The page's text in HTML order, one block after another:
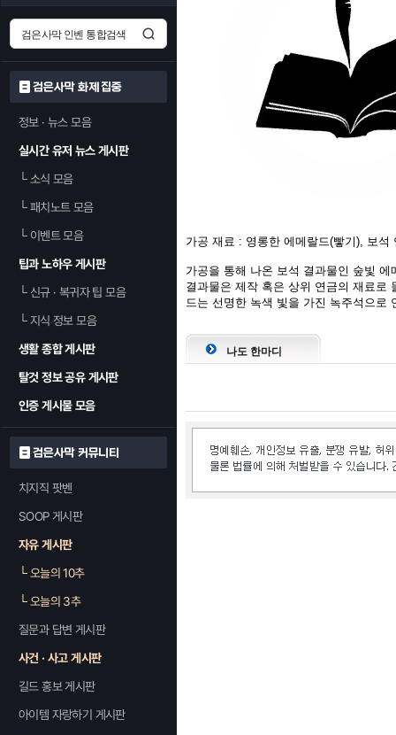
검은사막 화제 집중
정보 · 뉴스 모음
실시간 유저 뉴스 게시판
└소식 모음
└패치노트 모음
└이벤트 모음
팁과 노하우 게시판
└신규 · 복귀자 팁 모음
└지식 정보 모음
생활 종합 게시판
탈것 정보 공유 게시판
인증 게시물 모음
검은사막 커뮤니티
치지직 팟벤
SOOP 게시판
자유 게시판
└오늘의 10추
└오늘의 3추
질문과 답변 게시판
사건 · 사고 게시판
길드 홍보 게시판
아이템 자랑하기 게시판
가공 재료 : 영롱한 에메랄드(빻기), 보석
가공을 통해 나온 보석 결과물인 숲빛
결과물은 제작 혹은 상위 연금의 재료로
드는 선명한 녹색 빛을 가진 녹주석으로
나도 한마디